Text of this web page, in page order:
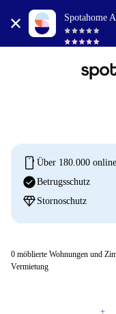
Spotahome
mobile Über 180.000
check_circleBetrugsschutz
diamond Stornoschutz
0 möblierte Wohnungen und
Vermietung